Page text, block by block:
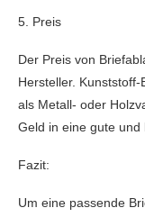
5. Preis
Der Preis von
Hersteller.
als Metall- oder
Geld in eine gute und
Fazit:
Um eine passende